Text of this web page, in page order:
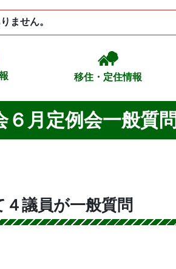
ません。
移住・定住情報
月定例会一般質問
議員が一般質問